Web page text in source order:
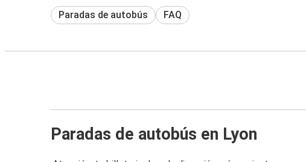
Paradas de autobús FAQ
Paradas de autobús en Lyon